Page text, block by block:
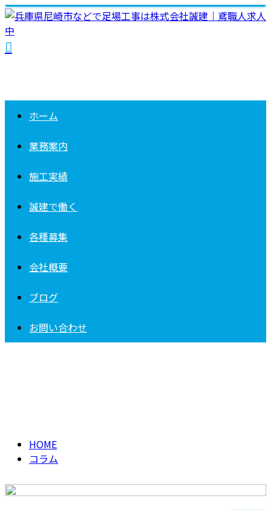
ホーム
業務案内
施工実績
誠建で働く
各種募集
会社概要
ブログ
お問い合わせ
HOME
コラム